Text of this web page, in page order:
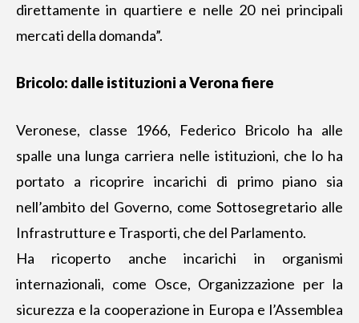
direttamente in quartiere e nelle 20 nei principali
mercati della domanda”.
Bricolo: dalle istituzioni a Verona fiere
Veronese, classe 1966, Federico Bricolo ha alle
spalle una lunga carriera nelle istituzioni, che lo ha
portato a ricoprire incarichi di primo piano sia
nell’ambito del Governo, come Sottosegretario alle
Infrastrutture e Trasporti, che del Parlamento.
Ha ricoperto anche incarichi in organismi
internazionali, come Osce, Organizzazione per la
sicurezza e la cooperazione in Europa e l’Assemblea